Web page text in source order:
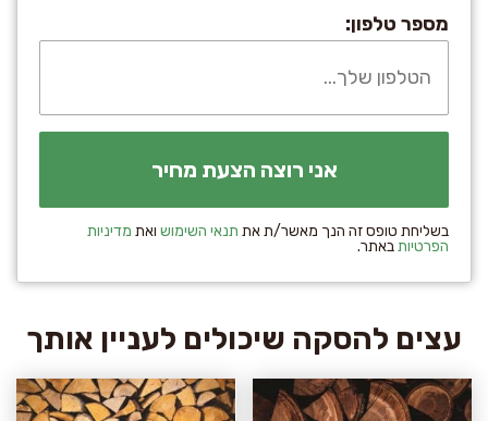
מספר טלפון:
בשליחת טופס זה הנך מאשר/ת את תנאי השימוש ואת מדיניות
הפרטיותבאתר.
עצים להסקה שיכולים לעניין אותך